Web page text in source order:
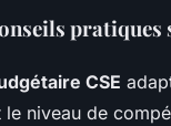
CSE
niveau de